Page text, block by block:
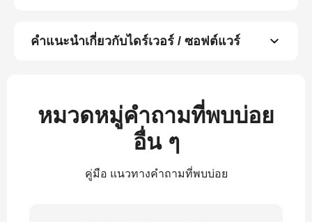
คำแนะนำเกี่ยวกับไดร์เวอร์ / ซอฟต์แวร์
หมวดหมู่คำถามที่พบบ่อย
อื่น ๆ
คู่มือ แนวทางคำถามที่พบบ่อย